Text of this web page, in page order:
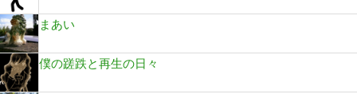
まあい
僕の蹉跌と再生の日々